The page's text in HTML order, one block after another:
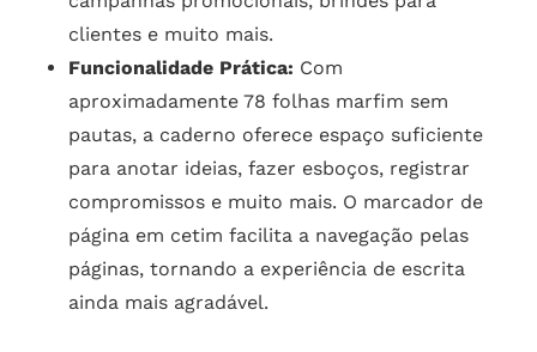
clientes e muito mais.
Funcionalidade Prática: Com
aproximadamente 78 folhas marfim sem
pautas, a caderno oferece espaço suficiente
para anotar ideias, fazer esboços, registrar
compromissos e muito mais. O marcador de
página em cetim facilita a navegação pelas
páginas, tornando a experiência de escrita
ainda mais agradável.